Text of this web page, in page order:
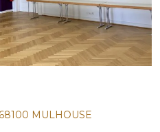
MULHOUSE